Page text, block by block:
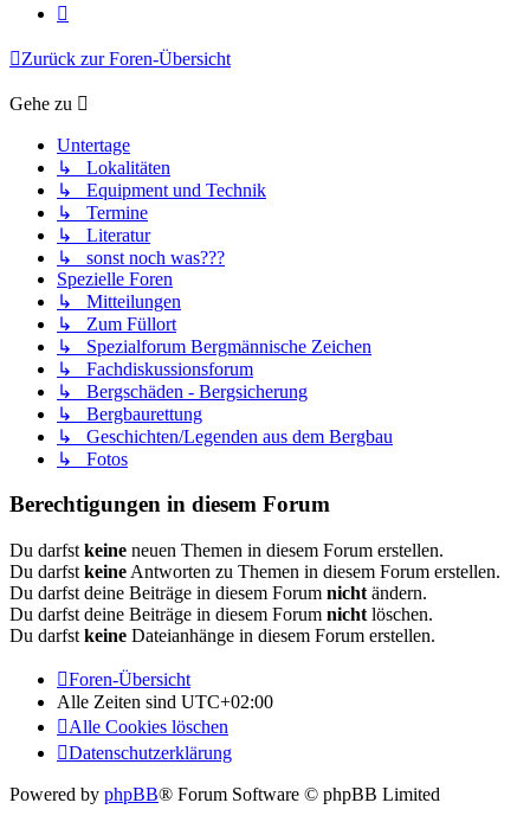
Zurück zur Foren-Übersicht
Gehe zu
Untertage
↳ Lokalitäten
↳ Equipment und Technik
↳ Termine
↳ Literatur
↳ sonst noch was???
Spezielle Foren
↳ Mitteilungen
↳ Zum Füllort
↳ Spezialforum Bergmännische Zeichen
↳ Fachdiskussionsforum
↳ Bergschäden - Bergsicherung
↳ Bergbaurettung
↳ Geschichten/Legenden aus dem Bergbau
↳ Fotos
Berechtigungen in diesem Forum
Du darfst keine neuen Themen in diesem Forum erstellen.
Du darfst keine Antworten zu Themen in diesem Forum erstellen.
Du darfst deine Beiträge in diesem Forum nicht ändern.
Du darfst deine Beiträge in diesem Forum nicht löschen.
Du darfst keine Dateianhänge in diesem Forum erstellen.
Foren-Übersicht
Alle Zeiten sind UTC+02:00
Alle Cookies löschen
Datenschutzerklärung
Powered by phpBB® Forum Software © phpBB Limited